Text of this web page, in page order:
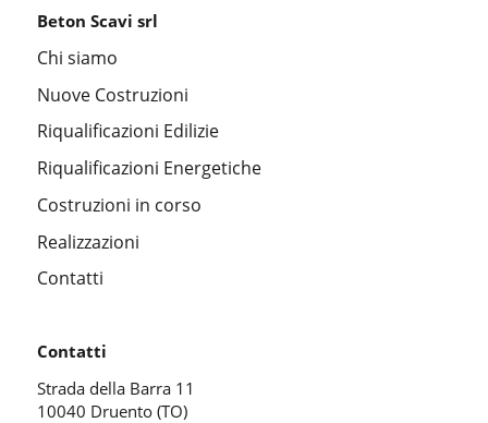
Beton Scavi srl
Chi siamo
Nuove Costruzioni
Riqualificazioni Edilizie
Riqualificazioni Energetiche
Costruzioni in corso
Realizzazioni
Contatti
Contatti
Strada della Barra 11
10040 Druento (TO)